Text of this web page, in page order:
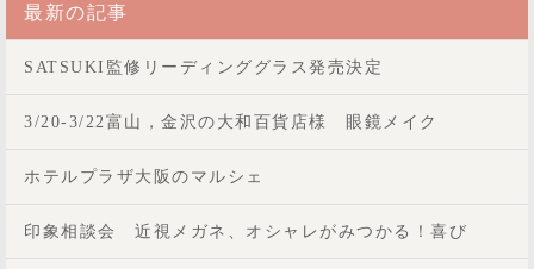
最新の記事
SATSUKI監修リーディンググラス発売決定
3/20-3/22富山，金沢の大和百貨店様 眼鏡メイク
ホテルプラザ大阪のマルシェ
印象相談会 近視メガネ、オシャレがみつかる！喜び